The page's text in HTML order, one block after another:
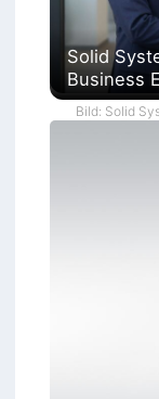
Solid
Business
Bild: Solid